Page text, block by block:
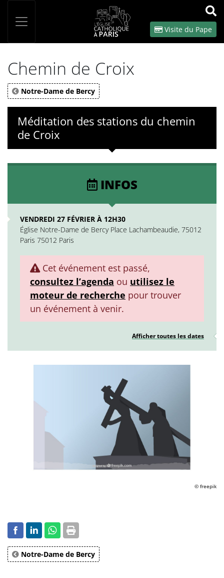
OK
Visite du Pape
Chemin de Croix
Notre-Dame de Bercy
Méditation des stations du chemin
de Croix
INFOS
VENDREDI 27 FÉVRIER À 12H30
Église Notre-Dame de Bercy Place Lachambeaudie, 75012
Paris 75012 Paris
Cet événement est passé,
consultez l’agenda ou utilisez le
moteur de recherche pour trouver
un événement à venir.
Afficher toutes les dates
© freepik
Notre-Dame de Bercy
Panneau de gestion des cookies